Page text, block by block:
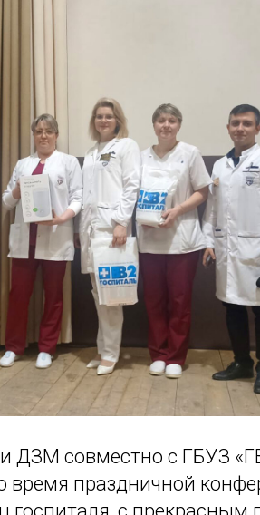
ДЗМ совместно с ГБУЗ
время праздничной